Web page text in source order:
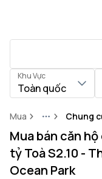
Khu Vực
Toàn quốc
Mua MoreChung
Mua bán căn
tỷ Toà S2.10 -
Ocean Park